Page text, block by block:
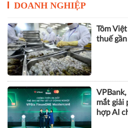
DOANH NGHIỆP
Tôm
thuế
mắt giải
hợp AI